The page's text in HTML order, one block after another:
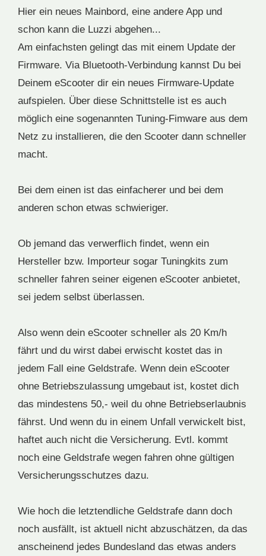
Hier ein neues Mainbord, eine andere App und
schon kann die Luzzi abgehen...
Am einfachsten gelingt das mit einem Update der
Firmware. Via Bluetooth-Verbindung kannst Du bei
Deinem eScooter dir ein neues Firmware-Update
aufspielen. Über diese Schnittstelle ist es auch
möglich eine sogenannten Tuning-Fimware aus dem
Netz zu installieren, die den Scooter dann schneller
macht.
Bei dem einen ist das einfacherer und bei dem
anderen schon etwas schwieriger.
Ob jemand das verwerflich findet, wenn ein
Hersteller bzw. Importeur sogar Tuningkits zum
schneller fahren seiner eigenen eScooter anbietet,
sei jedem selbst überlassen.
Also wenn dein eScooter schneller als 20 Km/h
fährt und du wirst dabei erwischt kostet das in
jedem Fall eine Geldstrafe. Wenn dein eScooter
ohne Betriebszulassung umgebaut ist, kostet dich
das mindestens 50,- weil du ohne Betriebserlaubnis
fährst. Und wenn du in einem Unfall verwickelt bist,
haftet auch nicht die Versicherung. Evtl. kommt
noch eine Geldstrafe wegen fahren ohne gültigen
Versicherungsschutzes dazu.
Wie hoch die letztendliche Geldstrafe dann doch
noch ausfällt, ist aktuell nicht abzuschätzen, da das
anscheinend jedes Bundesland das etwas anders